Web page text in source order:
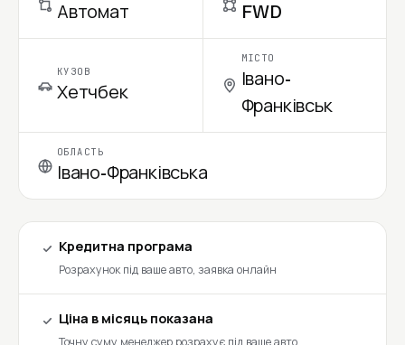
Автомат FWD
КУЗОВ
Хетчбек
МІСТО
Івано-
Франківськ
ОБЛАСТЬ
Івано-Франківська
Кредитна програма
Розрахунок під ваше авто, заявка онлайн
Ціна в місяць показана